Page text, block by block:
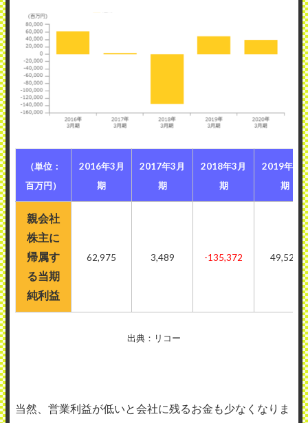
（単位：
百万円）
2016年3月
期
2017年3月
期
2018年3月
期
2019年3月
期
親会社
株主に
帰属す
る当期
純利益
62,975 3,489 -135,372 49,526
出典：リコー
当然、営業利益が低いと会社に残るお金も少なくなりま